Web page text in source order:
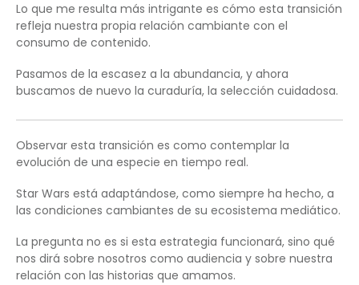
Lo que me resulta más intrigante es cómo esta transición
refleja nuestra propia relación cambiante con el
consumo de contenido.
Pasamos de la escasez a la abundancia, y ahora
buscamos de nuevo la curaduría, la selección cuidadosa.
Observar esta transición es como contemplar la
evolución de una especie en tiempo real.
Star Wars está adaptándose, como siempre ha hecho, a
las condiciones cambiantes de su ecosistema mediático.
La pregunta no es si esta estrategia funcionará, sino qué
nos dirá sobre nosotros como audiencia y sobre nuestra
relación con las historias que amamos.